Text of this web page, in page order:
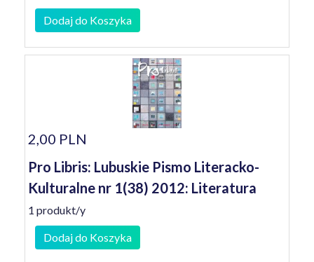
Dodaj do Koszyka
2,00 PLN
Pro Libris: Lubuskie Pismo Literacko-
Kulturalne nr 1(38) 2012: Literatura
1 produkt/y
Dodaj do Koszyka